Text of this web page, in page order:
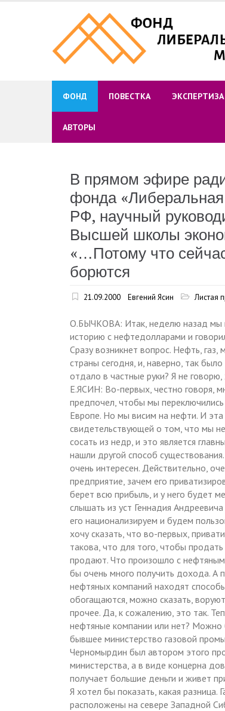
ФОНД ПОВЕСТКА ЭКСПЕРТИЗА
АВТОРЫ
В прямом эфире
фонда
РФ, научный
Высшей школы
«…Потому что
борются
21.09.2000 Евгений Ясин Листая
О.БЫЧКОВА: Итак, неделю назад мы
историю с нефтедолларами и
Сразу возникнет вопрос. Нефть,
страны сегодня, и, наверно, так
отдало в частные руки? Я не
Е.ЯСИН: Во-первых, честно говоря,
предпочел, чтобы мы
Европе. Но мы висим на нефти. И эта
свидетельствующей о том, что мы
сосать из недр, и это является
нашли другой способ
очень интересен. Действительно,
предприятие, зачем его
берет всю прибыль, и у него будет
слышать из уст Геннадия
его национализируем и будем
хочу сказать, что во-первых,
такова, что для того, чтобы
продают. Что произошло с
бы очень много получить дохода. А
нефтяных компаний находят
обогащаются, можно сказать,
прочее. Да, к сожалению, это так.
нефтяные компании или нет? Можно
бывшее министерство газовой
Черномырдин был автором этого
министерства, а в виде концерна
получает большие деньги и живет
Я хотел бы показать, какая
расположены на севере Западной